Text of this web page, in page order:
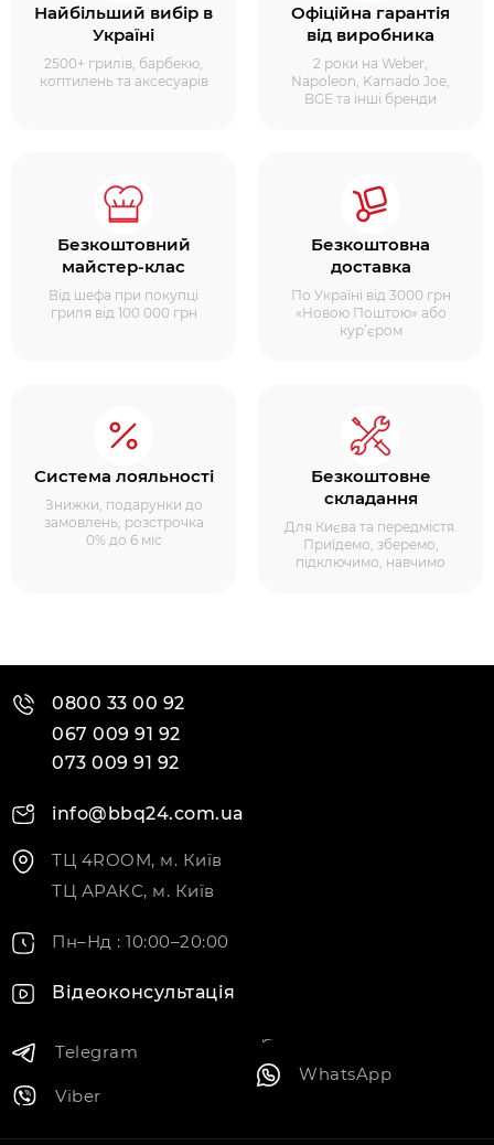
Найбільший вибір в
Україні
2500+ грилів, барбекю,
коптилень та аксесуарів
Офіційна гарантія
від виробника
2 роки на Weber,
Napoleon, Kamado Joe,
BGE та інші бренди
Безкоштовний
майстер-клас
Від шефа при покупці
гриля від 100 000 грн
Безкоштовна
доставка
По Україні від 3000 грн
«Новою Поштою» або
кур’єром
Система лояльності
Знижки, подарунки до
замовлень, розстрочка
0% до 6 міс
Безкоштовне
складання
Для Києва та передмістя.
Приїдемо, зберемо,
підключимо, навчимо
0800 33 00 92
067 009 91 92
073 009 91 92
info@bbq24.com.ua
ТЦ 4ROOM, м. Київ
ТЦ АРАКС, м. Київ
Пн–Нд : 10:00–20:00
Відеоконсультація
Telegram
Viber
WhatsApp